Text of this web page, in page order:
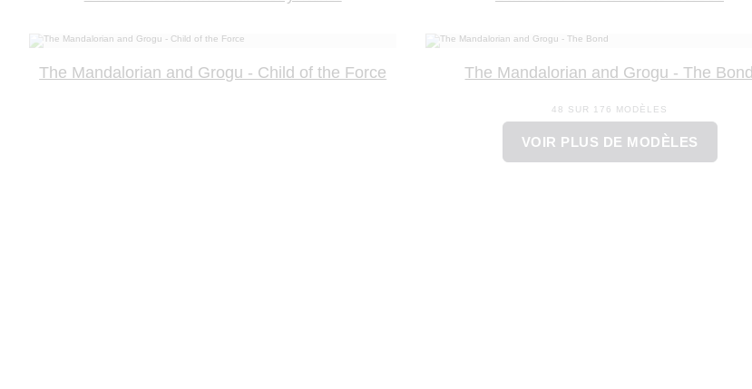
The Mandalorian and Grogu - Child of the Force The Mandalorian and Grogu - The Bond
48 SUR 176 MODÈLES
VOIR PLUS DE MODÈLES